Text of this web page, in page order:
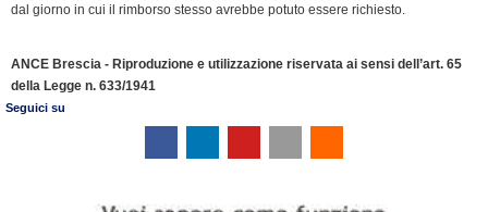
dal giorno in cui il rimborso stesso avrebbe potuto essere richiesto.
ANCE Brescia - Riproduzione e utilizzazione riservata ai sensi dell’art. 65
della Legge n. 633/1941
Seguici su